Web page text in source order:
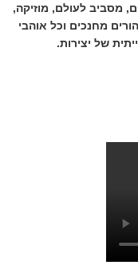
מסביב לעולם, מוזיקה,
מחנכים וכל אוהבי
של יצירות.